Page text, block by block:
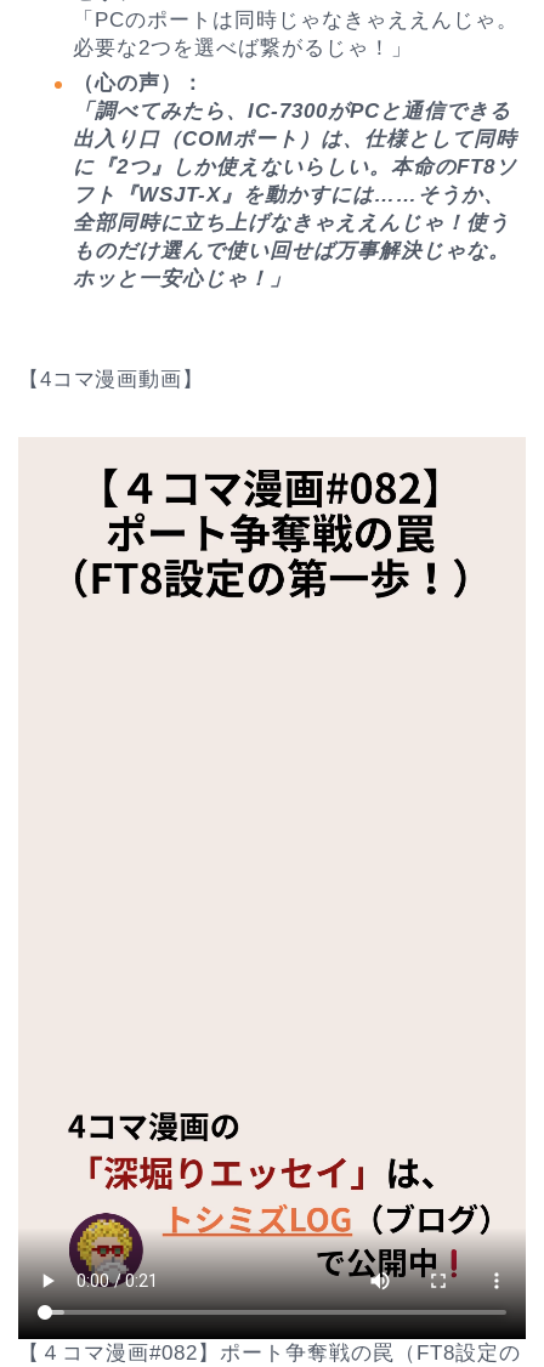
「PCのポートは同時じゃなきゃええんじゃ。
必要な2つを選べば繋がるじゃ！」
（心の声）：
「調べてみたら、IC-7300がPCと通信できる
出入り口（COMポート）は、仕様として同時
に『2つ』しか使えないらしい。本命のFT8ソ
フト『WSJT-X』を動かすには……そうか、
全部同時に立ち上げなきゃええんじゃ！使う
ものだけ選んで使い回せば万事解決じゃな。
ホッと一安心じゃ！」
【4コマ漫画動画】
【４コマ漫画#082】ポート争奪戦の罠（FT8設定の